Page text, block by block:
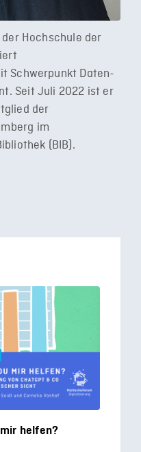
Hochschule der
Schwerpunkt Daten-
Seit Juli 2022 ist er
der
im
(BIB).
mir helfen?